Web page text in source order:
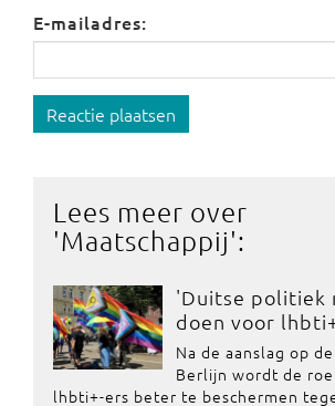
E-mailadres:
Reactie plaatsen
Lees meer over
'Maatschappij':
'Duitse politiek
doen voor
Na de aanslag op
Berlijn wordt de
lhbti+-ers beter te beschermen